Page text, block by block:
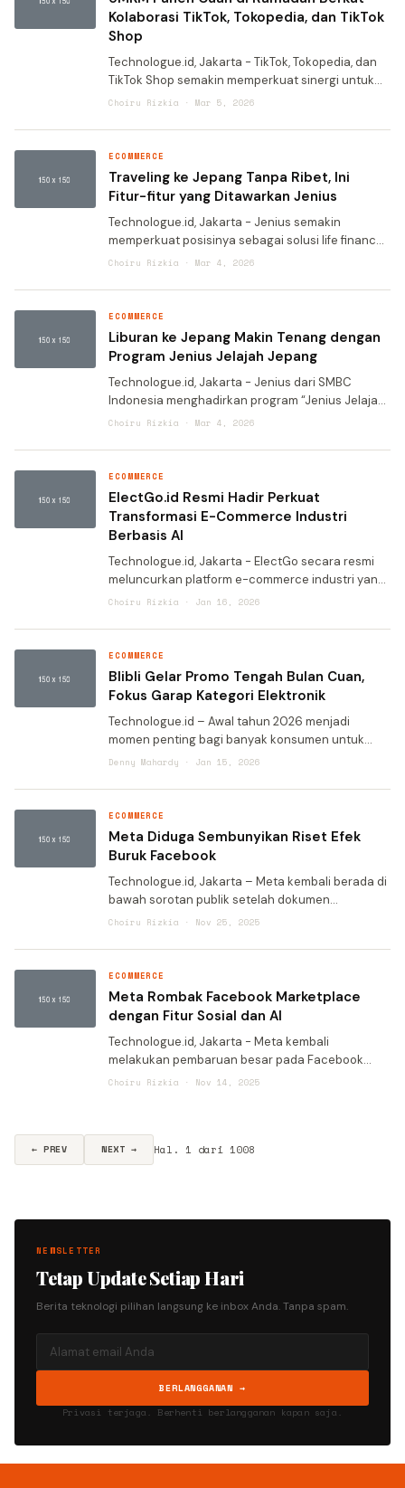
Kolaborasi TikTok, Tokopedia, dan TikTok
Shop
Technologue.id, Jakarta - TikTok, Tokopedia, dan
TikTok Shop semakin memperkuat sinergi untuk
mendorong pertumbuhan ekonomi lokal selama
Ekstra Seru”, kola
Choiru Rizkia · Mar 5, 2026
ECOMMERCE
Traveling ke Jepang Tanpa Ribet, Ini
Fitur-fitur yang Ditawarkan Jenius
Technologue.id, Jakarta - Jenius semakin
memperkuat posisinya sebagai solusi life finance
dengan menghadirkan kemudahan menyeluruh
negeri, termasuk ke Jepan
Choiru Rizkia · Mar 4, 2026
ECOMMERCE
Liburan ke Jepang Makin Tenang dengan
Program Jenius Jelajah Jepang
Technologue.id, Jakarta - Jenius dari SMBC
Indonesia menghadirkan program “Jenius Jelajah
Jepang” untuk mengajak pengguna menikmati
perencanaan finansial yang
Choiru Rizkia · Mar 4, 2026
ECOMMERCE
ElectGo.id Resmi Hadir Perkuat
Transformasi E-Commerce Industri
Berbasis AI
Technologue.id, Jakarta - ElectGo secara resmi
meluncurkan platform e-commerce industri yang
berfokus pada produk industrial dan komponen
Perluasan
Choiru Rizkia · Jan 16, 2026
ECOMMERCE
Blibli Gelar Promo Tengah Bulan Cuan,
Fokus Garap Kategori Elektronik
Technologue.id – Awal tahun 2026 menjadi
momen penting bagi banyak konsumen untuk
menata ulang resolusi hidup mereka. Blibli
meluncurkan program belanja strategis
Denny Mahardy · Jan 15, 2026
ECOMMERCE
Meta Diduga Sembunyikan Riset Efek
Buruk Facebook
Technologue.id, Jakarta – Meta kembali berada di
bawah sorotan publik setelah dokumen
pengadilan yang tidak disunting menunjukkan
menghentikan penelitian internal
Choiru Rizkia · Nov 25, 2025
ECOMMERCE
Meta Rombak Facebook Marketplace
dengan Fitur Sosial dan AI
Technologue.id, Jakarta - Meta kembali
melakukan pembaruan besar pada Facebook
Marketplace untuk menjadikannya lebih menarik
Choiru Rizkia · Nov 14, 2025
← PREV NEXT → Hal. 1 dari 1008
NEWSLETTER
Tetap Update Setiap Hari
Berita teknologi pilihan langsung ke inbox Anda. Tanpa spam.
BERLANGGANAN →
Privasi terjaga. Berhenti berlangganan kapan saja.